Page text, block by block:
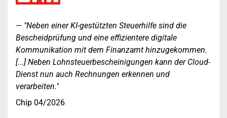
"Neben einer KI-gestützten Steuerhilfe sind die
Bescheidprüfung und eine effizientere digitale
Kommunikation mit dem Finanzamt hinzugekommen.
[...] Neben Lohnsteuerbescheinigungen kann der Cloud-
Dienst nun auch Rechnungen erkennen und
verarbeiten."
Chip 04/2026